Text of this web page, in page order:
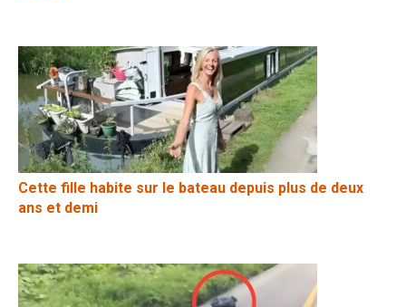
Cette fille habite sur le bateau depuis plus de deux
ans et demi